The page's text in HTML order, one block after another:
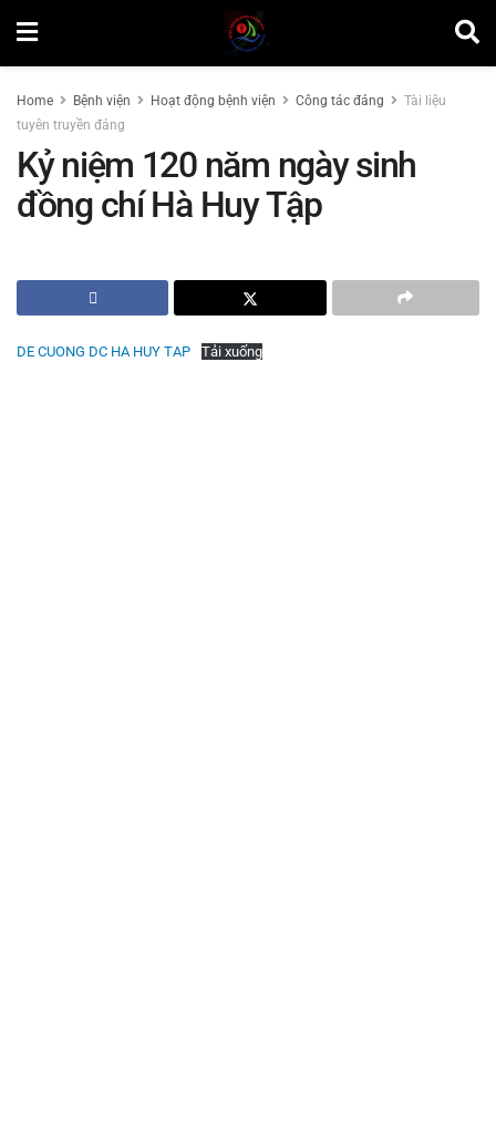
Home Bệnh viện Hoạt động bệnh viện Công tác đảng
Tài liệu
tuyên truyền đảng
Kỷ niệm 120 năm ngày sinh
đồng chí Hà Huy Tập
DE CUONG DC HA HUY TAP Tải xuống